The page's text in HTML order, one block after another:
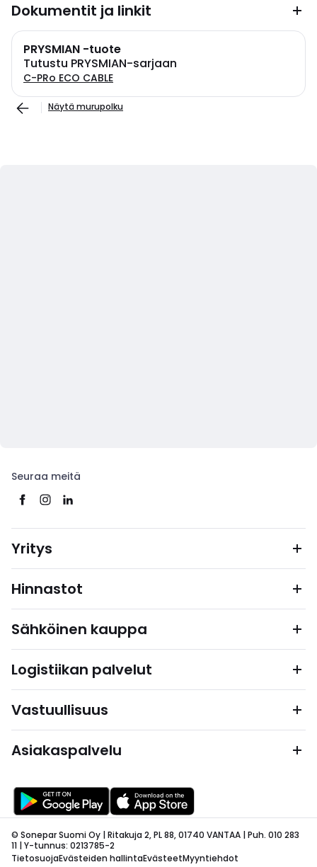
Dokumentit ja linkit
PRYSMIAN -tuote
Tutustu PRYSMIAN-sarjaan
C-PRo ECO CABLE
Näytä murupolku
Seuraa meitä
Yritys
Hinnastot
Sähköinen kauppa
Logistiikan palvelut
Vastuullisuus
Asiakaspalvelu
© Sonepar Suomi Oy | Ritakuja 2, PL 88, 01740 VANTAA | Puh. 010 283
11 | Y-tunnus: 0213785-2
TietosuojaEvästeiden hallintaEvästeetMyyntiehdot